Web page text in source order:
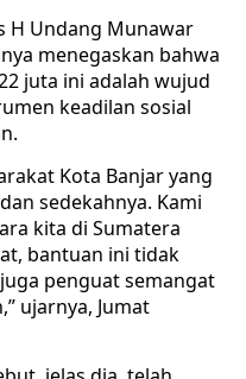
H Undang Munawar
menegaskan bahwa
juta ini adalah wujud
keadilan sosial
Kota Banjar yang
sedekahnya. Kami
kita di Sumatera
bantuan ini tidak
penguat semangat
ujarnya, Jumat